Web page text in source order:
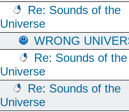
Re: Sounds of the
Universe
WRONG
Re: Sounds of the
Universe
Re: Sounds of the
Universe